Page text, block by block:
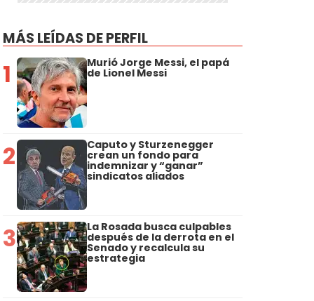
MÁS LEÍDAS DE PERFIL
1 Murió Jorge Messi, el papá
de Lionel Messi
2 Caputo y Sturzenegger
crean un fondo para
indemnizar y “ganar”
sindicatos aliados
3 La Rosada busca culpables
después de la derrota en el
Senado y recalcula su
estrategia